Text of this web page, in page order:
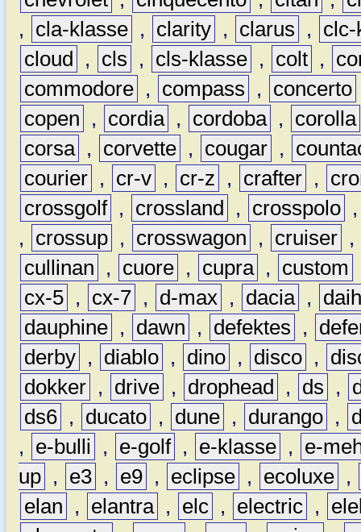
,
cla-klasse , clarity , clarus ,
clc-
cloud
, cls , cls-klasse , colt ,
commodore , compass , concerto
copen
, cordia , cordoba ,
corolla
corsa , corvette , cougar ,
courier , cr-v , cr-z , crafter ,
crossgolf , crossland , crosspolo
,
crossup , crosswagon , cruiser ,
cullinan
, cuore , cupra , custom
cx-5 , cx-7 , d-max , dacia ,
dauphine , dawn , defektes ,
derby , diablo , dino , disco ,
dokker , drive , drophead , ds ,
ds6 , ducato , dune , durango ,
,
e-bulli , e-golf , e-klasse ,
e-
up , e3 , e9 , eclipse , ecoluxe ,
elan
, elantra , elc , electric ,